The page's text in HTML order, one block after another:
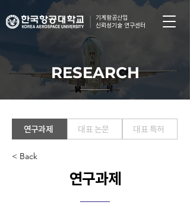
기계항공산업
신뢰성기술 연구센터
RESEARCH
연구과제 대표 논문 대표 특허
< Back
연구과제